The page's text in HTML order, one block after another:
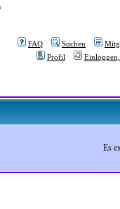
FAQ Suchen
Profil
Es